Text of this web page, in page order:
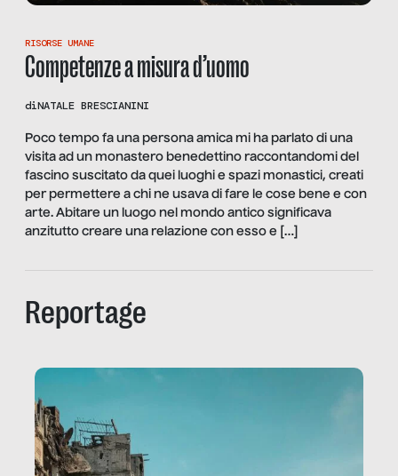
RISORSE UMANE
Competenze a misura d’uomo
diNATALE BRESCIANINI
Poco tempo fa una persona amica mi ha parlato di una
visita ad un monastero benedettino raccontandomi del
fascino suscitato da quei luoghi e spazi monastici, creati
per permettere a chi ne usava di fare le cose bene e con
arte. Abitare un luogo nel mondo antico significava
anzitutto creare una relazione con esso e […]
Reportage